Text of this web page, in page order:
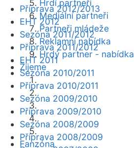
Hrdí partneři
Mediální partneři
Partneři mládeže
Reklamní nabídka
Hrdý partner - nabídka
Žijeme
Fanzóna
Příprava 2012/2013
EHT 2012
Sezóna 2011/2012
Příprava 2011/2012
EHT 2011
Sezóna 2010/2011
Příprava 2010/2011
Sezóna 2009/2010
Příprava 2009/2010
Sezóna 2008/2009
Příprava 2008/2009